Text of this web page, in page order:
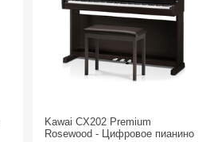
Kawai CX202 Premium
Rosewood - Цифровое пианино